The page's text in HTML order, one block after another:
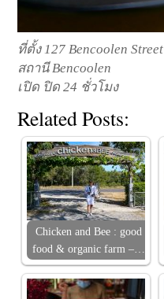
ที่ตั้ง 127 Bencoolen Street
สถานี Bencoolen
เปิด ปิด 24 ชั่วโมง
Related Posts:
Chicken and Bee : good
food & organic farm –…